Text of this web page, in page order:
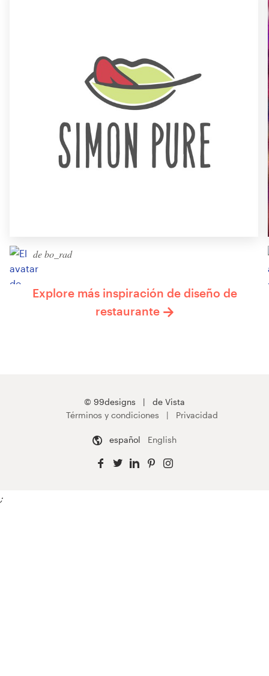
de bo_rad
Explore más inspiración de diseño de
restaurante
© 99designs
de Vista
Términos y condiciones
Privacidad
español English
;